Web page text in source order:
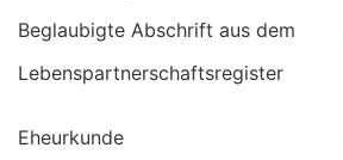
Beglaubigte Abschrift aus dem
Lebenspartnerschaftsregister
Eheurkunde